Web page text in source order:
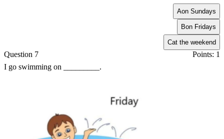
Aon Sundays
Bon Fridays
Cat the weekend
Question 7
Points: 1
I go swimming on _________.